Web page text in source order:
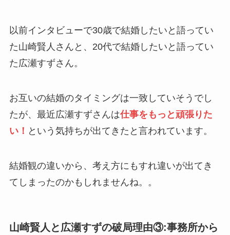
以前インタビューで30歳で結婚したいと語ってい
た山崎賢人さんと、20代で結婚したいと語ってい
た広瀬すずさん。
お互いの結婚のタイミングは一致していそうでし
たが、最近広瀬すずさんは仕事をもっと頑張りた
い！ という気持ちが出てきたと言われています。
結婚観の違いから、考え方にもすれ違いが出てき
てしまったのかもしれませんね。。
山崎賢人と広瀬すずの破局理由③:事務所から